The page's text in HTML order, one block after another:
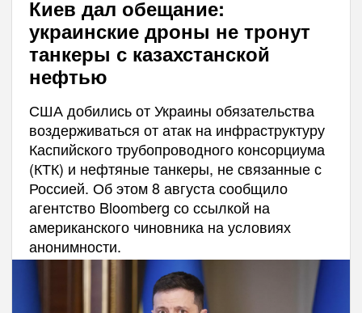
Киев дал обещание:
украинские дроны не тронут
танкеры с казахстанской
нефтью
США добились от Украины обязательства
воздерживаться от атак на инфраструктуру
Каспийского трубопроводного консорциума
(КТК) и нефтяные танкеры, не связанные с
Россией. Об этом 8 августа сообщило
агентство Bloomberg со ссылкой на
американского чиновника на условиях
анонимности.